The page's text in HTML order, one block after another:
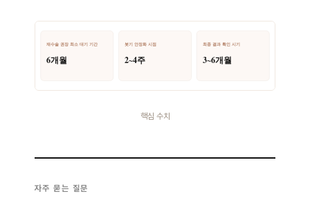
핵심 수치
자주 묻는 질문